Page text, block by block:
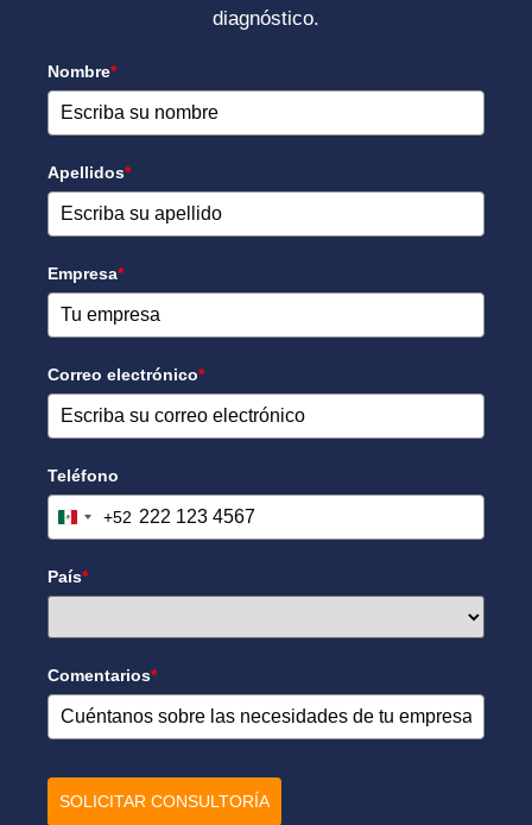
diagnóstico.
Nombre*
Apellidos*
Empresa*
Correo electrónico*
Teléfono
Mexico +52
+52
País*
Comentarios*
SOLICITAR CONSULTORÍA